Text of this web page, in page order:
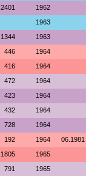
2401 1962
1963
1344 1963
446 1964
416 1964
472 1964
423 1964
432 1964
728 1964
192 1964 06.1981
1805 1965
791 1965